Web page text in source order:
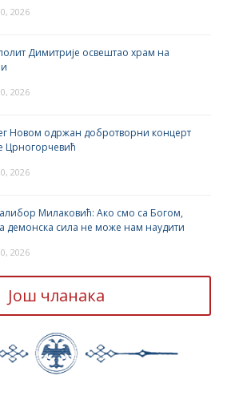
2026
Димитрије освештао храм на
2026
Новом одржан добротворни концерт
Црногорчевић
2026
Милаковић: Ако смо са Богом,
демонска сила не може нам наудити
2026
Још чланака